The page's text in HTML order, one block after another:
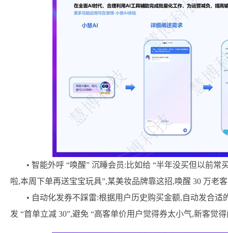
• 智能外呼 “唤醒” 沉睡会员:比如给 “半年没买但以前
啦,本周下单再送宝宝玩具”,某美妆品牌靠这招,唤醒 30 万老
• 自动化发券不踩雷:根据用户历史购买金额,自动发合
发 “首单立减 30”,避免 “高客单价用户觉得券太小气,新客觉